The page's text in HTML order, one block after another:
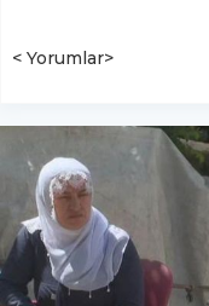
< Yorumlar>